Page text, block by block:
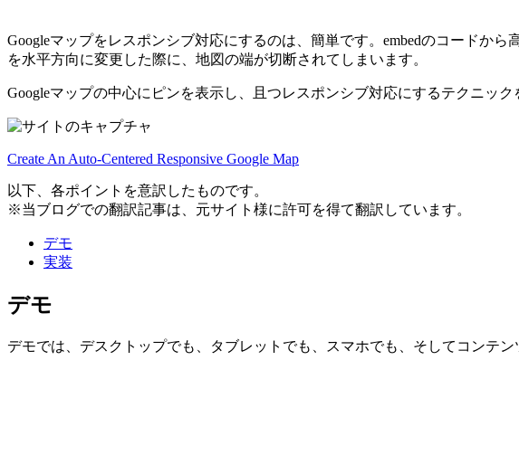
Googleマップをレスポンシブ対応にするのは、簡単です。embedのコードか
を水平方向に変更した際に、地図の端が切断されてしまいます。
Googleマップの中心にピンを表示し、且つレスポンシブ対応にするテクニック
Create An Auto-Centered Responsive Google Map
以下、各ポイントを意訳したものです。
※当ブログでの翻訳記事は、元サイト様に許可を得て翻訳しています。
デモ
実装
デモ
デモでは、デスクトップでも、タブレットでも、スマホでも、そしてコンテ